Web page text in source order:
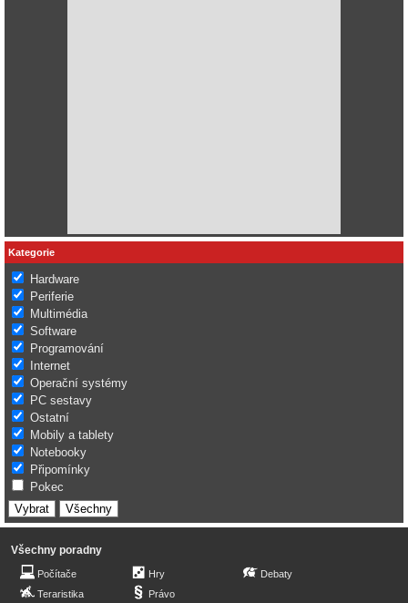
Kategorie
Hardware
Periferie
Multimédia
Software
Programování
Internet
Operační systémy
PC sestavy
Ostatní
Mobily a tablety
Notebooky
Připomínky
Pokec
Všechny poradny
Počítače
Teraristika
Hry
Právo
Debaty